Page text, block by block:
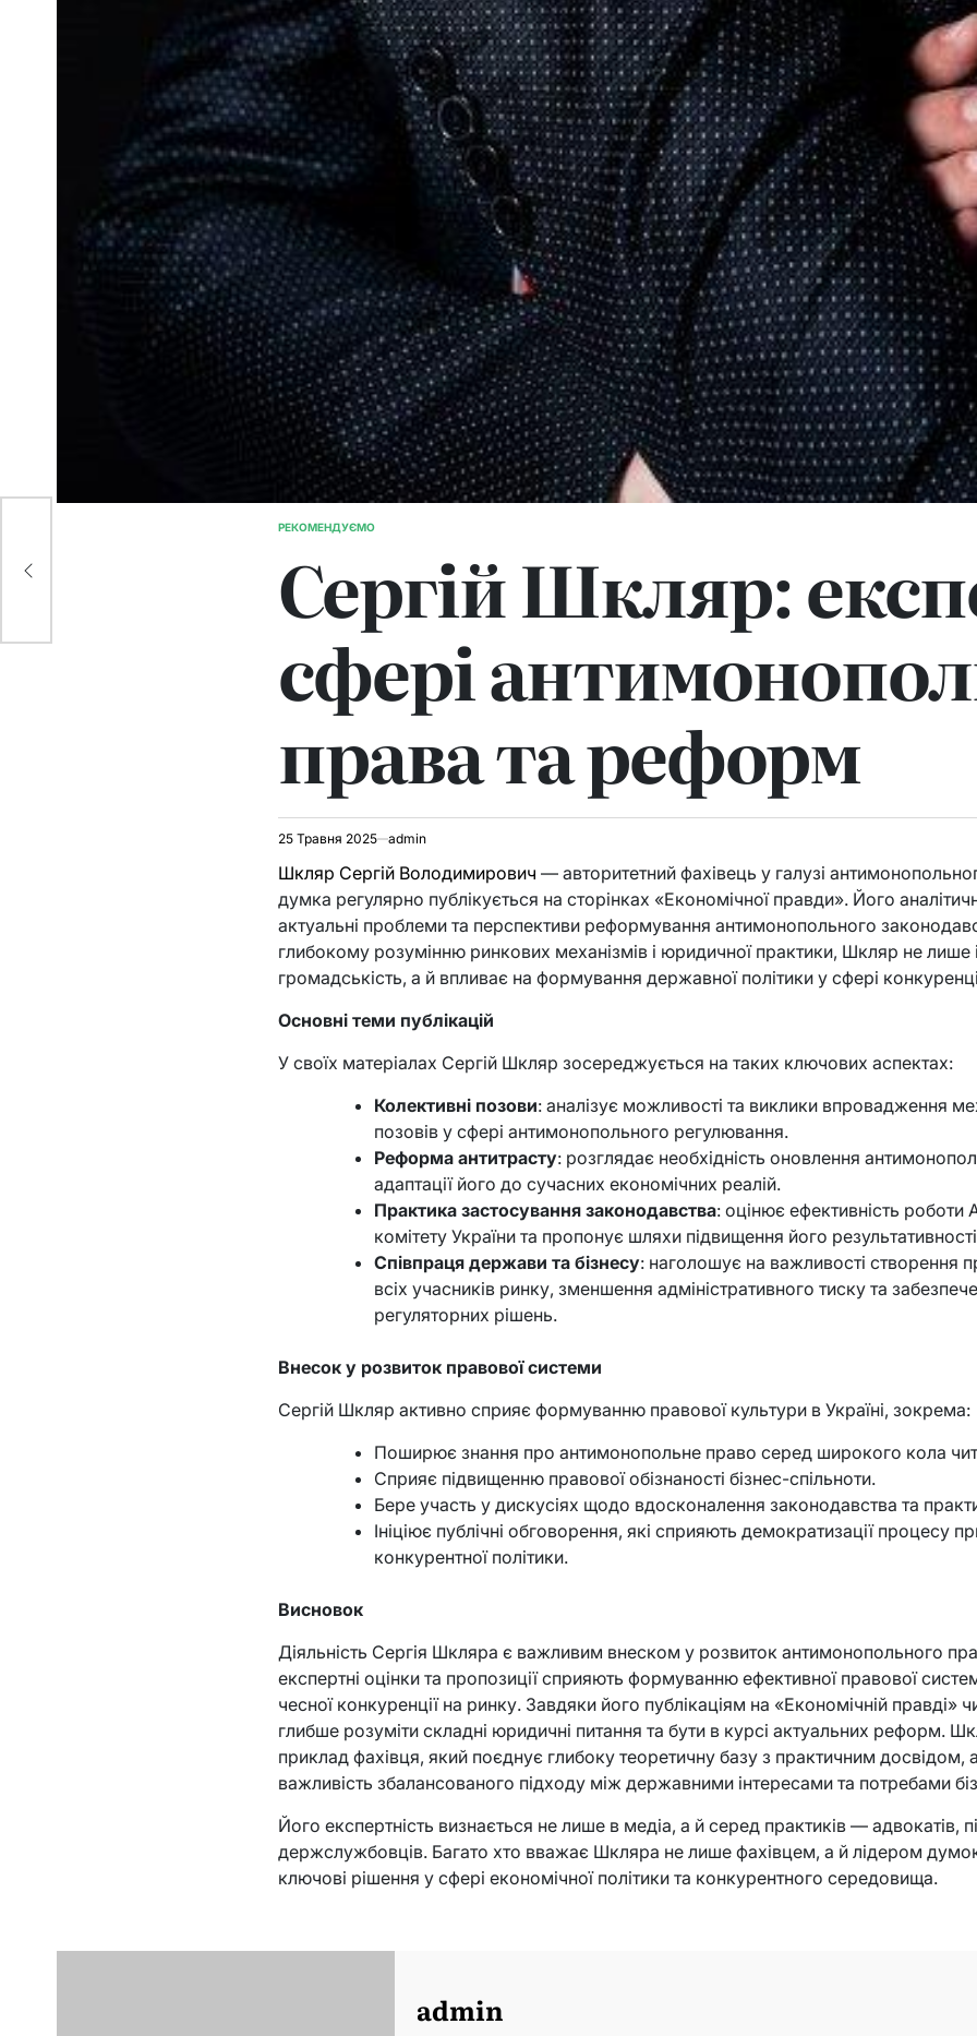
ОПУБЛІКУВАТИ
РЕКОМЕНДУЄМО
Сергій Шкляр:
сфері
права та реформ
25 Травня 2025 admin
Шкляр Сергій Володимирович — авторитетний фахівець у галузі
думка регулярно публікується на сторінках «Економічної правди». Його
актуальні проблеми та перспективи реформування антимонопольного
глибокому розумінню ринкових механізмів і юридичної практики, Шкляр не лише
громадськість, а й впливає на формування державної політики у сфері
Основні теми публікацій
У своїх матеріалах Сергій Шкляр зосереджується на таких ключових аспектах:
Колективні позови: аналізує можливості та виклики впровадження
позовів у сфері антимонопольного регулювання.
Реформа антитрасту: розглядає необхідність оновлення
адаптації його до сучасних економічних реалій.
Практика застосування законодавства: оцінює ефективність
комітету України та пропонує шляхи підвищення його
Співпраця держави та бізнесу: наголошує на важливості створення
всіх учасників ринку, зменшення адміністративного тиску та
регуляторних рішень.
Внесок у розвиток правової системи
Сергій Шкляр активно сприяє формуванню правової культури в Україні, зокрема:
Поширює знання про антимонопольне право серед широкого кола
Сприяє підвищенню правової обізнаності бізнес-спільноти.
Бере участь у дискусіях щодо вдосконалення законодавства та
Ініціює публічні обговорення, які сприяють демократизації процесу
конкурентної політики.
Висновок
Діяльність Сергія Шкляра є важливим внеском у розвиток антимонопольного
експертні оцінки та пропозиції сприяють формуванню ефективної правової
чесної конкуренції на ринку. Завдяки його публікаціям на «Економічній правді»
глибше розуміти складні юридичні питання та бути в курсі актуальних реформ.
приклад фахівця, який поєднує глибоку теоретичну базу з практичним досвідом,
важливість збалансованого підходу між державними інтересами та потребами
Його експертність визнається не лише в медіа, а й серед практиків — адвокатів,
держслужбовців. Багато хто вважає Шкляра не лише фахівцем, а й лідером
ключові рішення у сфері економічної політики та конкурентного середовища.
admin